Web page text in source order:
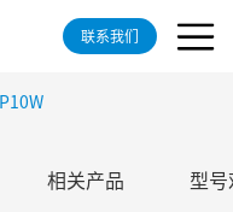
联系我们
P10W
相关产品 型号